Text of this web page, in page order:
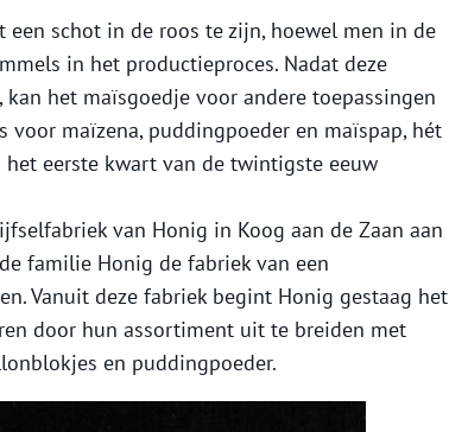
schot in de roos te zijn, hoewel men in de
in het productieproces. Nadat deze
het maïsgoedje voor andere toepassingen
maïzena, puddingpoeder en maïspap, hét
eerste kwart van de twintigste eeuw
van Honig in Koog aan de Zaan aan
familie Honig de fabriek van een
Vanuit deze fabriek begint Honig gestaag het
door hun assortiment uit te breiden met
en puddingpoeder.